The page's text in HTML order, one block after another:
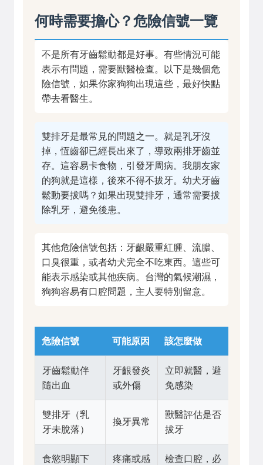
何時需要擔心？危險信號一覽
不是所有牙齒鬆動都是好事。有些情況可能
表示有問題，需要獸醫檢查。以下是幾個危
險信號，如果你家狗狗出現這些，最好快點
帶去看醫生。
雙排牙是最常見的問題之一。就是乳牙沒
掉，恆齒卻已經長出來了，導致兩排牙齒並
存。這容易卡食物，引發牙周病。我朋友家
的狗就是這樣，後來不得不拔牙。幼犬牙齒
鬆動要拔嗎？如果出現雙排牙，通常需要拔
除乳牙，避免後患。
其他危險信號包括：牙齦嚴重紅腫、流膿、
口臭很重，或者幼犬完全不吃東西。這些可
能表示感染或其他疾病。台灣的氣候潮濕，
狗狗容易有口腔問題，主人要特別留意。
危險信號 可能原因 該怎麼做
牙齒鬆動伴
隨出血
牙齦發炎
或外傷
立即就醫，避
免感染
雙排牙（乳
牙未脫落）
換牙異常
獸醫評估是否
拔牙
食慾明顯下 疼痛或感 檢查口腔，必